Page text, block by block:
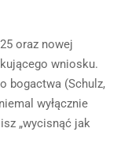
oraz nowej
wniosku.
bogactwa (Schulz,
wyłącznie
„wycisnąć jak